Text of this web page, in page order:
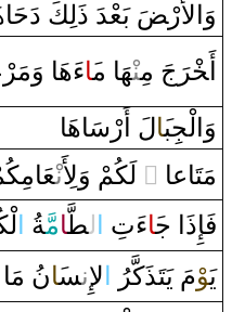
وَ‌الأَ‌رْ‍ضَ بَعْدَ‌ ‌ذَلِكَ
خْ‍رَ جَ مِ‍‌‍نْ‍‍هَا‌ م‍‍َ‍ا‌ءَهَا‌
وَ‌الْجِب‍‍َ‍الَ ‌أَ‌رْسَاهَا
مَتَاعا ‌ ً ‌ لَكُمْ ‌وَلِأَ‌نْ‍
فَإِ‌ذَ‌ا‌ ج‍‍َ‍ا‌ءَتِ ل‍‍طَّ‍‍امَّ‍‍ةُ
يَ‍‍وْمَ يَتَذَكَّرُ‌ لإِ‌ن‍‍س‍‍َ‍انُ